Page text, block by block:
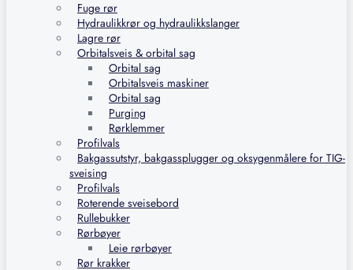
Fuge rør
Hydraulikkrør og hydraulikkslanger
Lagre rør
Orbitalsveis & orbital sag
Orbital sag
Orbitalsveis maskiner
Orbital sag
Purging
Rørklemmer
Profilvals
Bakgassutstyr, bakgassplugger og oksygenmålere for TIG-
sveising
Profilvals
Roterende sveisebord
Rullebukker
Rørbøyer
Leie rørbøyer
Rør krakker